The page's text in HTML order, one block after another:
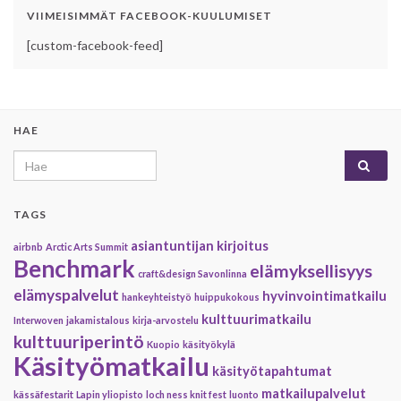
VIIMEISIMMÄT FACEBOOK-KUULUMISET
[custom-facebook-feed]
HAE
Search for:
TAGS
airbnb Arctic Arts Summit asiantuntijan kirjoitus
Benchmark craft&design Savonlinna elämyksellisyys
elämyspalvelut hankeyhteistyö huippukokous hyvinvointimatkailu
Interwoven jakamistalous kirja-arvostelu kulttuurimatkailu
kulttuuriperintö Kuopio käsityökylä
Käsityömatkailu käsityötapahtumat
kässäfestarit Lapin yliopisto loch ness knit fest luonto matkailupalvelut